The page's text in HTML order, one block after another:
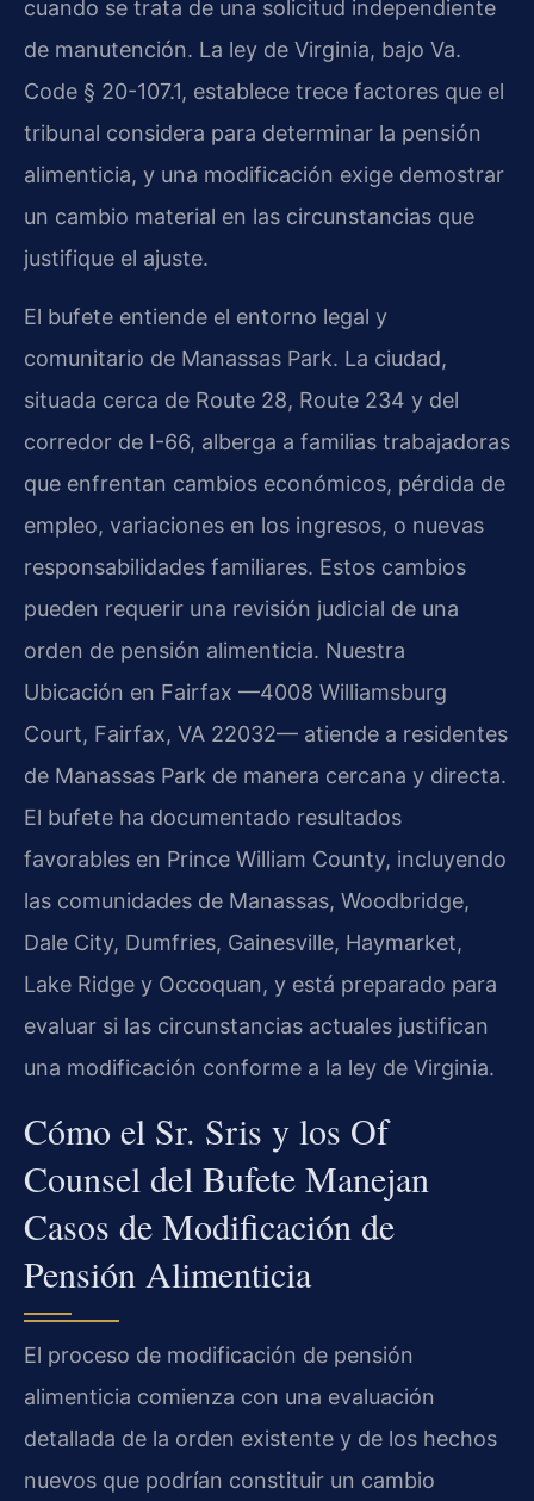
cuando se trata de una solicitud independiente
de manutención. La ley de Virginia, bajo Va.
Code § 20-107.1, establece trece factores que el
tribunal considera para determinar la pensión
alimenticia, y una modificación exige demostrar
un cambio material en las circunstancias que
justifique el ajuste.
El bufete entiende el entorno legal y
comunitario de Manassas Park. La ciudad,
situada cerca de Route 28, Route 234 y del
corredor de I-66, alberga a familias trabajadoras
que enfrentan cambios económicos, pérdida de
empleo, variaciones en los ingresos, o nuevas
responsabilidades familiares. Estos cambios
pueden requerir una revisión judicial de una
orden de pensión alimenticia. Nuestra
Ubicación en Fairfax —4008 Williamsburg
Court, Fairfax, VA 22032— atiende a residentes
de Manassas Park de manera cercana y directa.
El bufete ha documentado resultados
favorables en Prince William County, incluyendo
las comunidades de Manassas, Woodbridge,
Dale City, Dumfries, Gainesville, Haymarket,
Lake Ridge y Occoquan, y está preparado para
evaluar si las circunstancias actuales justifican
una modificación conforme a la ley de Virginia.
Cómo el Sr. Sris y los Of
Counsel del Bufete Manejan
Casos de Modificación de
Pensión Alimenticia
El proceso de modificación de pensión
alimenticia comienza con una evaluación
detallada de la orden existente y de los hechos
nuevos que podrían constituir un cambio